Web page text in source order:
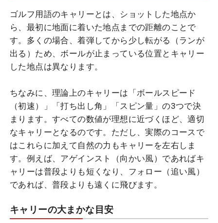
ゴルフ用語のキャリーとは、ショットした地点か
ら、最初に地面に着いた地点までの距離のことで
す。多くの場合、着弾してから少し転がる（ランが
出る）ため、ボールが止まっている位置とキャリー
した地点は異なります。
ちなみに、理論上のキャリーは「ボールスピード
（初速）」「打ち出し角」「スピン量」の3つで決
まります。すべての数値が理想に近づくほど、適切
なキャリーとなるのです。ただし、実際のコースで
はこれらに加えて自然の力もキャリーを左右しま
す。例えば、アゲインスト（向かい風）であればキ
ャリーは普段よりも短くなり、フォロー（追い風）
であれば、普段よりも遠くに飛びます。
キャリーの大まかな目安